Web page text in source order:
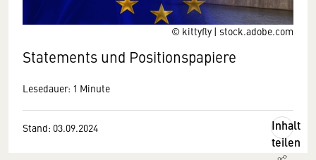
© kittyfly | stock.adobe.com
State­ments und Positionspapiere
Lesedauer: 1 Minute
Stand: 03.09.2024
Inhalt
teilen